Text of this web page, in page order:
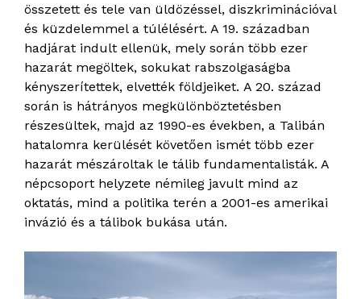
összetett és tele van üldözéssel, diszkriminációval
és küzdelemmel a túlélésért. A 19. században
hadjárat indult ellenük, mely során több ezer
hazarát megöltek, sokukat rabszolgaságba
kényszerítettek, elvették földjeiket. A 20. század
során is hátrányos megkülönböztetésben
részesültek, majd az 1990-es években, a Talibán
hatalomra kerülését követően ismét több ezer
hazarát mészároltak le tálib fundamentalisták. A
népcsoport helyzete némileg javult mind az
oktatás, mind a politika terén a 2001-es amerikai
invázió és a tálibok bukása után.